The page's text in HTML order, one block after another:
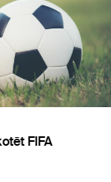
Šovakar
Sprides